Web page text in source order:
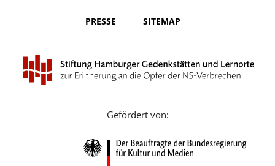
Nederlands
Português
Русский
PRESSE SITEMAP
Gefördert von: